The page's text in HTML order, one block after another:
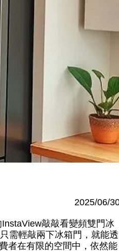
2025/06/
敲敲看變頻雙門冰
需輕敲兩下冰箱門，就能透
者在有限的空間中，依然能